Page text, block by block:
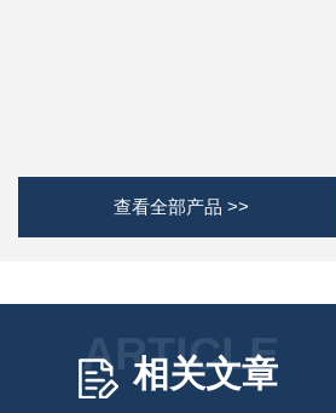
查看全部产品 >>
ARTICLE
相关文章